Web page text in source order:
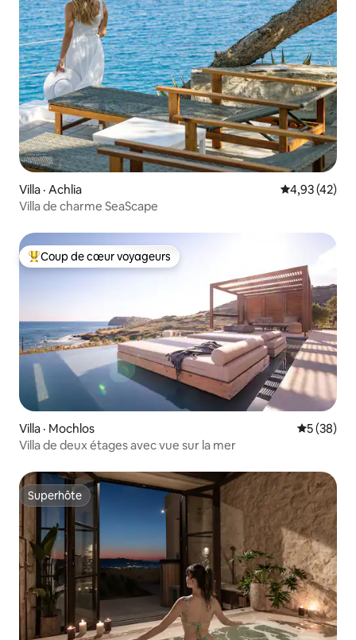
Villa · Achlia Note
4,93 (42)
Villa de charme SeaScape
Coup de cœur voyageurs parmi les plus aimés
Coup de cœur voyageurs
Villa · Mochlos Note
5 (38)
Villa de deux étages avec vue sur la mer
Superhôte
Superhôte